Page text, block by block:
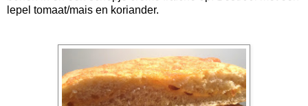
lepel tomaat/mais en koriander.